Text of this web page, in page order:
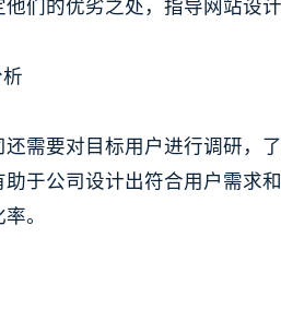
们的优劣之处，指导网站设计
需要对目标用户进行调研，
于公司设计出符合用户需求
。